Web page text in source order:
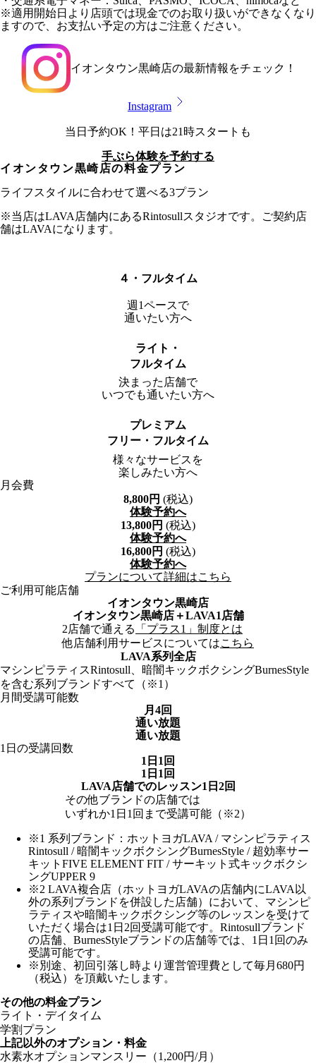
※適用開始日より店頭では現金でのお取り扱いができなくなり
ますので、お支払い予定の方はご注意ください。
イオンタウン黒崎店の最新情報をチェック！
Instagram
当日予約OK！平日は21時スタートも
手ぶら体験を予約する
イオンタウン黒崎店の料金プラン
ライフスタイルに合わせて選べる3プラン
※当店はLAVA店舗内にあるRintosullスタジオです。ご契約店
舗はLAVAになります。
４・フルタイム
週1ペースで
通いたい方へ
ライト・
フルタイム
決まった店舗で
いつでも通いたい方へ
プレミアム
フリー・フルタイム
様々なサービスを
楽しみたい方へ
月会費
8,800円 (税込)
体験予約へ
13,800円 (税込)
体験予約へ
16,800円 (税込)
体験予約へ
プランについて詳細はこちら
ご利用可能店舗
イオンタウン黒崎店
イオンタウン黒崎店＋LAVA1店舗
2店舗で通える
「プラス1」制度とは
他店舗利用サービスについてはこちら
LAVA系列全店
マシンピラティスRintosull、暗闇キックボクシングBurnesStyle
を含む系列ブランドすべて（※1）
月間受講可能数
月4回
通い放題
通い放題
1日の受講回数
1日1回
1日1回
LAVA店舗でのレッスン1日2回
その他ブランドの店舗では
いずれか1日1回まで受講可能 （※2）
※1 系列ブランド：ホットヨガLAVA / マシンピラティス
Rintosull / 暗闇キックボクシングBurnesStyle / 超効率サー
キットFIVE ELEMENT FIT / サーキット式キックボクシ
ングUPPER 9
※2 LAVA複合店（ホットヨガLAVAの店舗内にLAVA以
外の系列ブランドを併設した店舗）において、マシンピ
ラティスや暗闇キックボクシング等のレッスンを受けて
いただく場合は1日2回受講可能です。Rintosullブランド
の店舗、BurnesStyleブランドの店舗等では、1日1回のみ
受講可能です。
※別途、初回引落し時より運営管理費として毎月680円
（税込）を頂戴いたします。
その他の料金プラン
ライト・デイタイム
学割プラン
上記以外のオプション・料金
水素水オプションマンスリー（1,200円/月）